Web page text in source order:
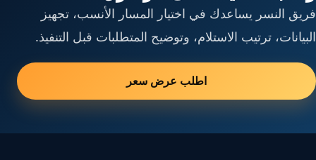
فريق النسر يساعدك في اختيار المسار الأنسب، تجهيز
البيانات، ترتيب الاستلام، وتوضيح المتطلبات قبل التنفيذ.
اطلب عرض سعر